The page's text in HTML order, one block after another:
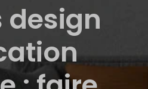
design